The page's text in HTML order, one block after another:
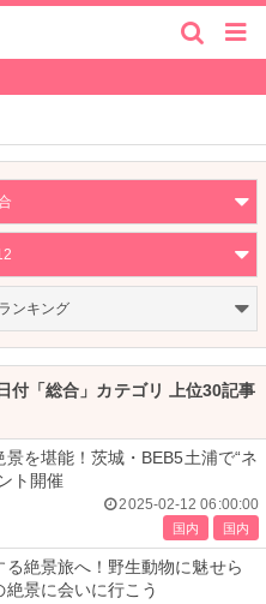
ンキング
付「総合」カテゴリ 上位30記事
景を堪能！茨城・BEB5土浦で“ネ
ト開催
2025-02-12 06:00:00
国内 国内
る絶景旅へ！野生動物に魅せら
景に会いに行こう